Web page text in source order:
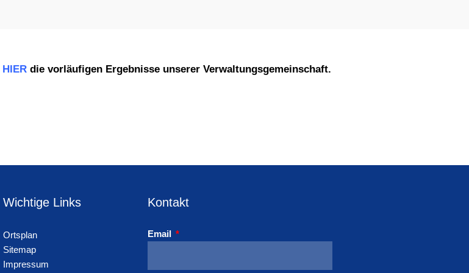
HIERdie vorläufigen Ergebnisse unserer Verwaltungsgemeinschaft.
Wichtige Links
Ortsplan
Sitemap
Impressum
Kontakt
Email